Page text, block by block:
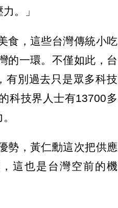
。」
食，這些台灣傳統小吃
的一環。不僅如此，台
有別過去只是眾多科技
科技界人士有13700多
勢，黃仁勳這次把供應
這也是台灣空前的機